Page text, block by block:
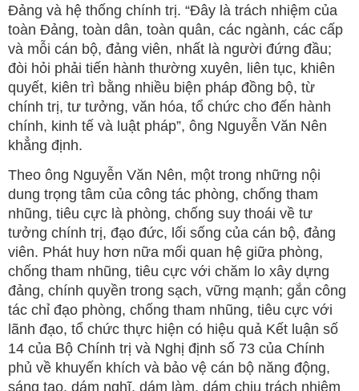
Đảng và hệ thống chính trị. “Đây là trách nhiệm của
toàn Đảng, toàn dân, toàn quân, các ngành, các cấp
và mỗi cán bộ, đảng viên, nhất là người đứng đầu;
đòi hỏi phải tiến hành thường xuyên, liên tục, khiên
quyết, kiên trì bằng nhiều biện pháp đồng bộ, từ
chính trị, tư tưởng, văn hóa, tổ chức cho đến hành
chính, kinh tế và luật pháp”, ông Nguyễn Văn Nên
khẳng định.
Theo ông Nguyễn Văn Nên, một trong những nội
dung trọng tâm của công tác phòng, chống tham
nhũng, tiêu cực là phòng, chống suy thoái về tư
tưởng chính trị, đạo đức, lối sống của cán bộ, đảng
viên. Phát huy hơn nữa mối quan hệ giữa phòng,
chống tham nhũng, tiêu cực với chăm lo xây dựng
đảng, chính quyền trong sạch, vững mạnh; gắn công
tác chỉ đạo phòng, chống tham nhũng, tiêu cực với
lãnh đạo, tổ chức thực hiện có hiệu quả Kết luận số
14 của Bộ Chính trị và Nghị định số 73 của Chính
phủ về khuyến khích và bảo vệ cán bộ năng động,
sáng tạo, dám nghĩ, dám làm, dám chịu trách nhiệm